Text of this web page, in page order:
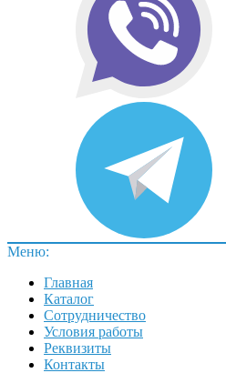
Меню:
Главная
Каталог
Сотрудничество
Условия работы
Реквизиты
Контакты